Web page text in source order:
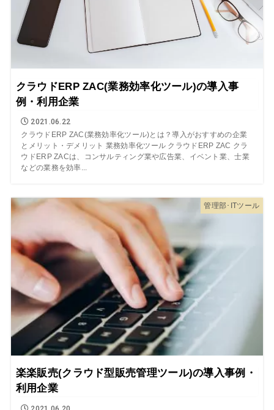
クラウドERP ZAC(業務効率化ツール)の導入事
例・利用企業
2021.06.22
クラウドERP ZAC(業務効率化ツール)とは？導入がおすすめの企業
とメリット・デメリット 業務効率化ツール クラウドERP ZAC クラ
ウドERP ZACは、コンサルティング業や広告業、イベント業、士業
などの業務を効率...
管理部･ITツール
楽楽販売(クラウド型販売管理ツール)の導入事例・
利用企業